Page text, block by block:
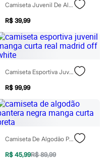
Camiseta Juvenil De Algodão Estampa Grafite Verde
R$ 39,99
Camiseta Esportiva Juvenil Manga Curta Real Madrid Off White
R$ 99,99
Camiseta De Algodão Pantera Negra Manga Curta Preta
R$ 45,99R$ 89,99